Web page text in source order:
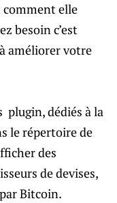
comment elle
besoin c’est
améliorer votre
plugin, dédiés à la
le répertoire de
des
de devises,
Bitcoin.